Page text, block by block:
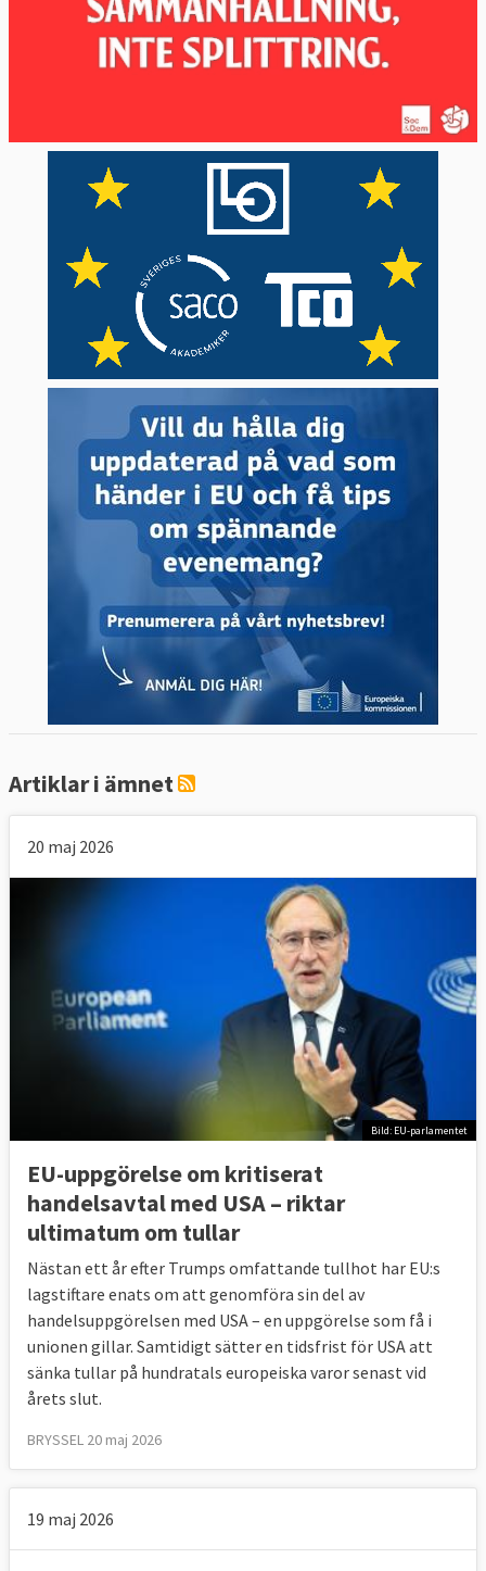
Artiklar i ämnet
20 maj 2026
Bild: EU-parlamentet
EU-uppgörelse om kritiserat
handelsavtal med USA – riktar
ultimatum om tullar
Nästan ett år efter Trumps omfattande tullhot har EU:s
lagstiftare enats om att genomföra sin del av
handelsuppgörelsen med USA – en uppgörelse som få i
unionen gillar. Samtidigt sätter en tidsfrist för USA att
sänka tullar på hundratals europeiska varor senast vid
årets slut.
BRYSSEL 20 maj 2026
19 maj 2026